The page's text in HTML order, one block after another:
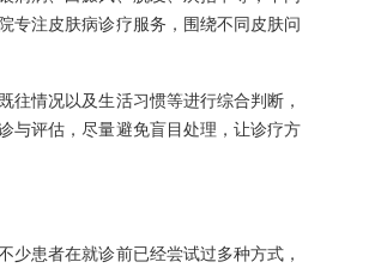
专注皮肤病诊疗服务，围绕不同皮肤问
往情况以及生活习惯等进行综合判断，
与评估，尽量避免盲目处理，让诊疗方
少患者在就诊前已经尝试过多种方式，